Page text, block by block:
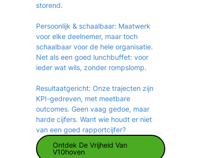
storend.
Persoonlijk & schaalbaar: Maatwerk
voor elke deelnemer, maar toch
schaalbaar voor de hele organisatie.
Net als een goed lunchbuffet: voor
ieder wat wils, zonder rompslomp.
Resultaatgericht: Onze trajecten zijn
KPI-gedreven, met meetbare
outcomes. Geen vaag gedoe, maar
harde cijfers. Want wie houdt er niet
van een goed rapportcijfer?
Ontdek De Vrijheid Van
V10hoven